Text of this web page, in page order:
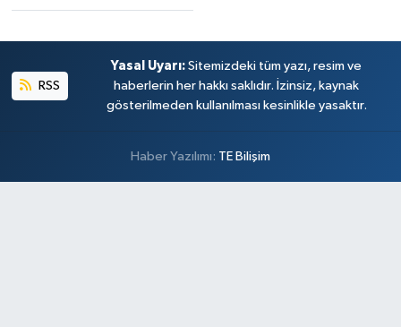
RSS
Yasal Uyarı: Sitemizdeki tüm yazı, resim ve
haberlerin her hakkı saklıdır. İzinsiz, kaynak
gösterilmeden kullanılması kesinlikle yasaktır.
Haber Yazılımı: TE Bilişim